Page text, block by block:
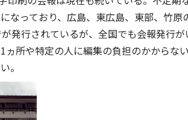
なっており、広島、東広島、東部、竹原
発行されているが、全国でも会報発行
所や特定の人に編集の負担のかからな
。